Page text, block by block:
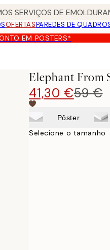
SERVIÇOS DE
OFERTASPAREDES DE
EM POSTERS*
Elephant From
41,30 €59 €
Pôster
Selecione o tamanho